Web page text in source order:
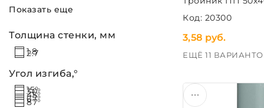
Показать еще
Толщина стенки, мм
1.8
2.7
Угол изгиба,°
15°
30°
45°
67°
87°
Код: 20300
3,58 руб.
ЕЩЁ 11